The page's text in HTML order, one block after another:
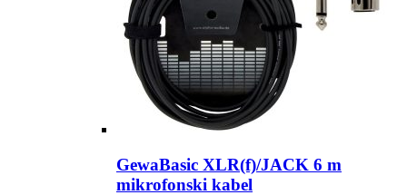
GewaBasic XLR(f)/JACK 6 m
mikrofonski kabel